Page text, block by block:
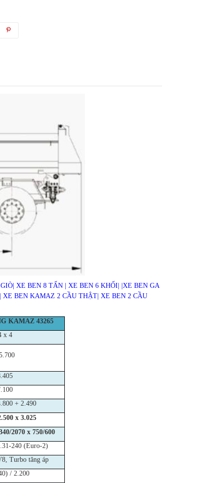
XE BEN 8 TẤN | XE BEN 6 KHỐI| |XE BEN GA
BEN KAMAZ 2 CẦU THẬT| XE BEN 2 CẦU
KAMAZ 43265
x 4
+ 2.490
x 3.025
2070 x 750/600
240 (Euro-2)
Turbo tăng áp
/ 2.200